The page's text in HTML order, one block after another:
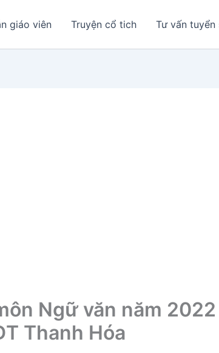
giáo viên Truyện cổ tich Tư vấn tuyển
Ngữ văn năm 2022
Thanh Hóa